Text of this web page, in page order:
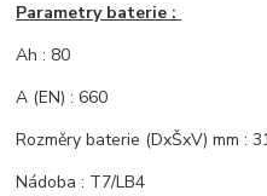
Parametry baterie :
Ah : 80
A (EN) : 660
Rozměry baterie (DxŠxV) mm :
Nádoba : T7/LB4